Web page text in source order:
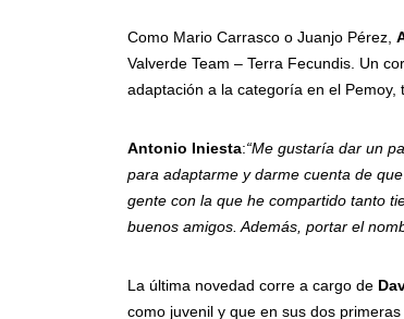
Como Mario Carrasco o Juanjo Pérez,
Valverde Team – Terra Fecundis. Un
adaptación a la categoría en el
Antonio Iniesta:“Me gustaría dar un
para adaptarme y darme cuenta de
gente con la que he compartido tanto
buenos amigos. Además, portar el
La última novedad corre a cargo de
como juvenil y que en sus dos